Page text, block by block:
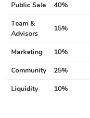
Public Sale
40%
Team &
Advisors
15%
Marketing 10%
Community
25%
Liquidity
10%